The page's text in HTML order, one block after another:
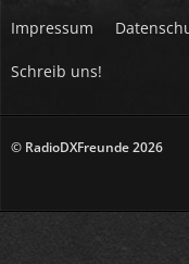
Impressum
Schreib uns!
© RadioDXFreunde2026